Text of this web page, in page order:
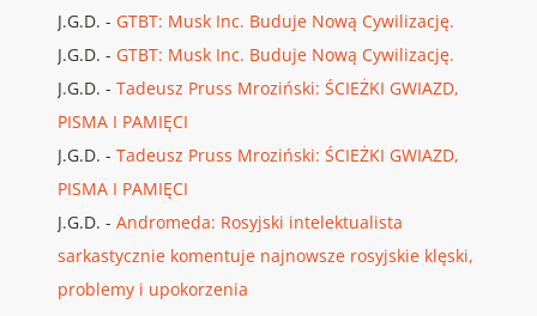
J.G.D. - GTBT: Musk Inc. Buduje Nową Cywilizację.
J.G.D. - GTBT: Musk Inc. Buduje Nową Cywilizację.
J.G.D. - Tadeusz Pruss Mroziński: ŚCIEŻKI GWIAZD,
PISMA I PAMIĘCI
J.G.D. - Tadeusz Pruss Mroziński: ŚCIEŻKI GWIAZD,
PISMA I PAMIĘCI
J.G.D. - Andromeda: Rosyjski intelektualista
sarkastycznie komentuje najnowsze rosyjskie klęski,
problemy i upokorzenia